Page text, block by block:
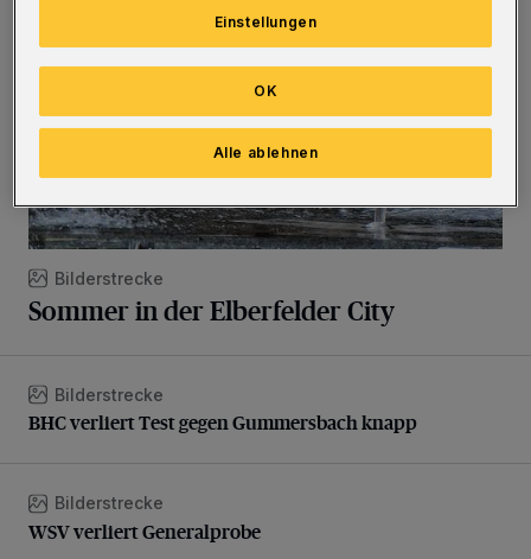
Bilderstrecke
Sommer in der Elberfelder City
BHC verliert Test gegen Gummersbach knapp
Bilderstrecke
BHC verliert Test gegen Gummersbach knapp
WSV verliert Generalprobe
Bilderstrecke
WSV verliert Generalprobe
Einstellungen
Alle ablehnen
OK